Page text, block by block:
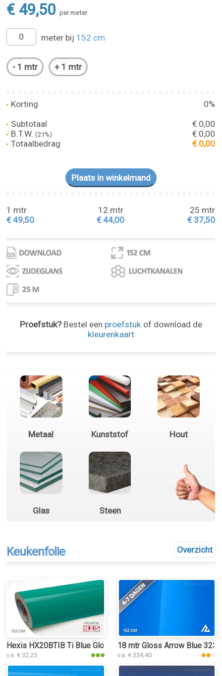
€ 49,50 per meter
meter bij 152 cm
Korting
0%
Subtotaal
€ 0,00
B.T.W.(21%)
€ 0,00
Totaalbedrag
€ 0,00
1 mtr
€ 49,50
12 mtr
€ 44,00
25 mtr
€ 37,50
Proefstuk?Bestel een proefstukof download de
kleurenkaart
Metaal Kunststof Hout
Glas Steen
Overzicht
Keukenfolie
Hexis HX20BTIB Ti Blue Gloss keukenfolie
v.a. € 32,25
18 mtr Gloss Arrow Blue
v.a. € 334,40